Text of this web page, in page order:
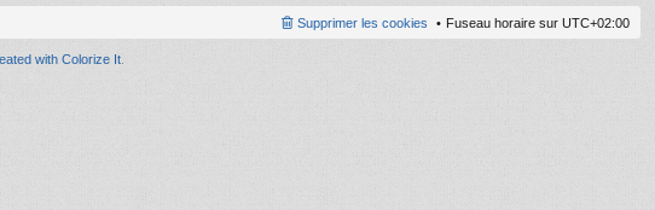
Fuseau horaire sur UTC+02:00
Supprimer les cookies
with Colorize It